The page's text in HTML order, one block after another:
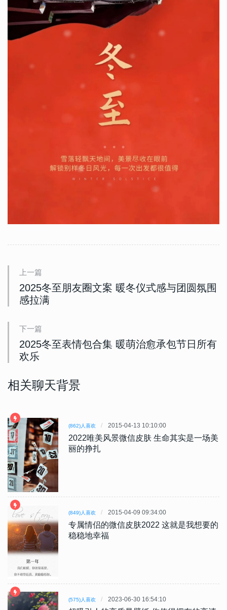
上一篇
2025冬至朋友圈文案 暖冬仪式感与团圆氛围
感拉满
下一篇
2025冬至表情包合集 暖萌治愈承包节日所有
欢乐
相关聊天背景
(862)人喜欢 2015-04-13 10:10:00
2022唯美风景微信皮肤 生命其实是一场美
丽的挣扎
(849)人喜欢 2015-04-09 09:34:00
专属情侣的微信皮肤2022 这就是我想要的
稳稳地幸福
(575)人喜欢 2023-06-30 16:54:10